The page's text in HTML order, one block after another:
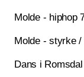
Molde - hiphop
Molde - styrke
Dans i